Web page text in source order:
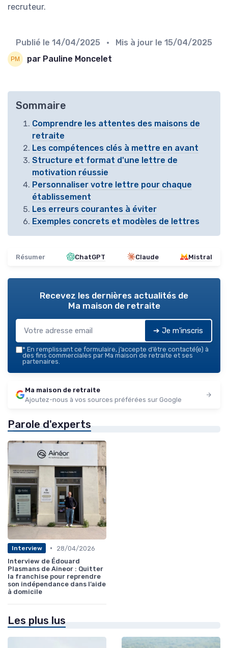
recruteur.
Publié le 14/04/2025 • Mis à jour le 15/04/2025
par Pauline Moncelet
Sommaire
Comprendre les attentes des maisons de
retraite
Les compétences clés à mettre en avant
Structure et format d'une lettre de
motivation réussie
Personnaliser votre lettre pour chaque
établissement
Les erreurs courantes à éviter
Exemples concrets et modèles de lettres
Résumer ChatGPT Claude Mistral
Recevez les dernières actualités de
Ma maison de retraite
➔ Je m'inscris
* En remplissant ce formulaire, j’accepte d’être contacté(e) à
des fins commerciales par Ma maison de retraite et ses
partenaires.
Ma maison de retraite
Ajoutez-nous à vos sources préférées sur Google
Parole d'experts
Interview •
28/04/2026
Interview de Édouard
Plasmans de Aineor : Quitter
la franchise pour reprendre
son indépendance dans l’aide
à domicile
Les plus lus